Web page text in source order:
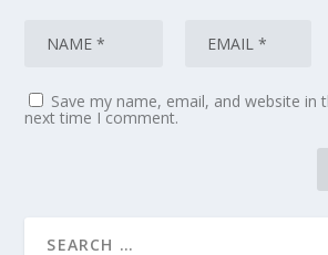
Save my name, email, and website in
next time I comment.